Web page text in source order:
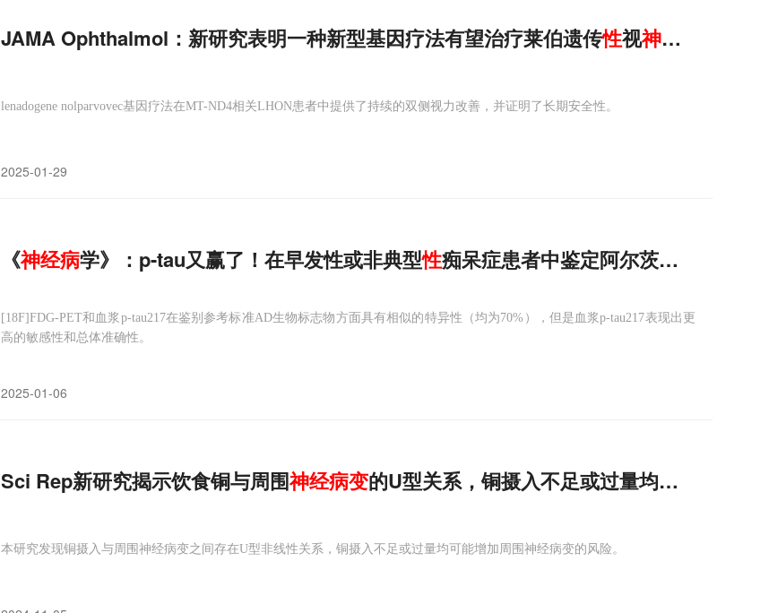
JAMA Ophthalmol：新研究表明一种新型基因疗法有望治疗莱伯遗传性视神经病变
lenadogene nolparvovec基因疗法在MT-ND4相关LHON患者中提供了持续的双侧视力改善，并证明了长期安全性。
2025-01-29
《神经病学》：p-tau又赢了！在早发性或非典型性痴呆症患者中鉴定阿尔茨海默病，血
[18F]FDG-PET和血浆p-tau217在鉴别参考标准AD生物标志物方面具有相似的特异性（均为70%），但是血浆p-tau217表现出更
高的敏感性和总体准确性。
2025-01-06
Sci Rep新研究揭示饮食铜与周围神经病变的U型关系，铜摄入不足或过量均有问题
本研究发现铜摄入与周围神经病变之间存在U型非线性关系，铜摄入不足或过量均可能增加周围神经病变的风险。